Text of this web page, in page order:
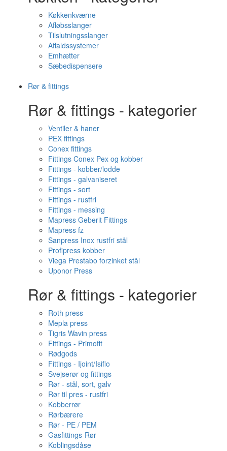
Køkkenkværne
Afløbsslanger
Tilslutningsslanger
Affaldssystemer
Emhætter
Sæbedispensere
Rør & fittings
Rør & fittings - kategorier
Ventiler & haner
PEX fittings
Conex fittings
Fittings Conex Pex og kobber
Fittings - kobber/lodde
Fittings - galvaniseret
Fittings - sort
Fittings - rustfri
Fittings - messing
Mapress Geberit Fittings
Mapress fz
Sanpress Inox rustfri stål
Profipress kobber
Viega Prestabo forzinket stål
Uponor Press
Rør & fittings - kategorier
Roth press
Mepla press
Tigris Wavin press
Fittings - Primofit
Rødgods
Fittings - Ijoint/Isiflo
Svejserør og fittings
Rør - stål, sort, galv
Rør til pres - rustfri
Kobberrør
Rørbærere
Rør - PE / PEM
Gasfittings-Rør
Koblingsdåse